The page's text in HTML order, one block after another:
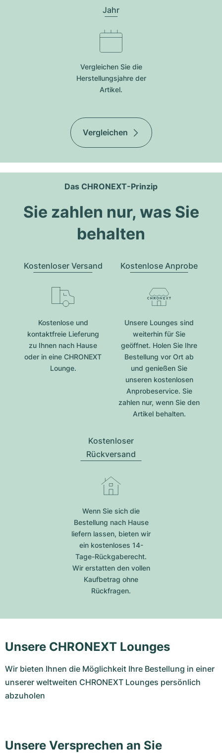
Jahr
Vergleichen Sie die
Herstellungsjahre der
Artikel.
Vergleichen
Das CHRONEXT-Prinzip
Sie zahlen nur, was Sie
behalten
Kostenloser Versand
Kostenlose und
kontaktfreie Lieferung
zu Ihnen nach Hause
oder in eine CHRONEXT
Lounge.
Kostenlose Anprobe
Unsere Lounges sind
weiterhin für Sie
geöffnet. Holen Sie Ihre
Bestellung vor Ort ab
und genießen Sie
unseren kostenlosen
Anprobeservice. Sie
zahlen nur, wenn Sie den
Artikel behalten.
Kostenloser
Rückversand
Wenn Sie sich die
Bestellung nach Hause
liefern lassen, bieten wir
ein kostenloses 14-
Tage-Rückgaberecht.
Wir erstatten den vollen
Kaufbetrag ohne
Rückfragen.
Unsere CHRONEXT Lounges
Wir bieten Ihnen die Möglichkeit Ihre Bestellung in einer
unserer weltweiten CHRONEXT Lounges persönlich
abzuholen
Unsere Versprechen an Sie